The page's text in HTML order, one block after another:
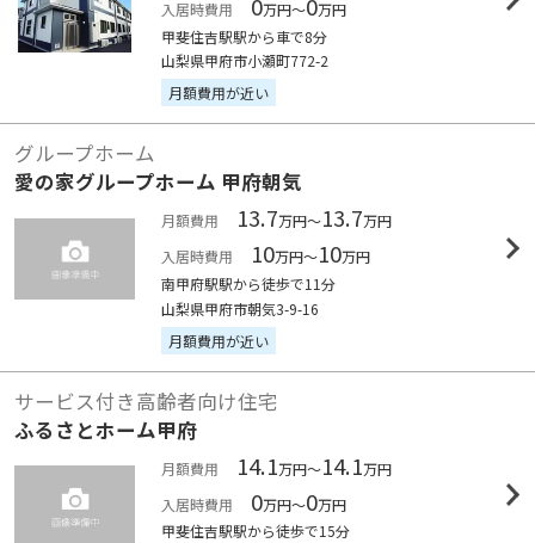
入居時費用
万円～ 万円
甲斐住吉駅駅から車で8分
山梨県甲府市小瀬町772-2
月額費用が近い
グループホーム
愛の家グループホーム 甲府朝気
月額費用 13.7万円～13.7万円
入居時費用
10万円～10万円
南甲府駅駅から徒歩で11分
山梨県甲府市朝気3-9-16
月額費用が近い
サービス付き高齢者向け住宅
ふるさとホーム甲府
月額費用 14.1万円～14.1万円
入居時費用
0万円～0万円
甲斐住吉駅駅から徒歩で15分